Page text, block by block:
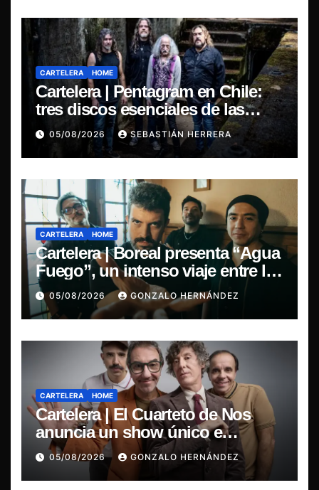
CARTELERA HOME
Cartelera | Pentagram en Chile:
tres discos esenciales de las
leyendas del doom
05/08/2026 SEBASTIÁN HERRERA
CARTELERA HOME
Cartelera | Boreal presenta “Agua
Fuego”, un intenso viaje entre la
pasión y la desilusión
05/08/2026 GONZALO HERNÁNDEZ
CARTELERA HOME
Cartelera | El Cuarteto de Nos
anuncia un show único e
irrepetible en el Movistar Arena
05/08/2026 GONZALO HERNÁNDEZ